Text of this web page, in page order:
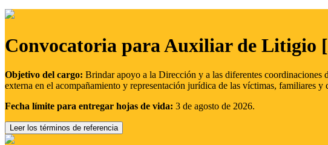
Convocatoria para Auxiliar de Litigio
Objetivo del cargo: Brindar apoyo a la Dirección y a las diferentes
externa en el acompañamiento y representación jurídica de las víctimas, familiares
Fecha límite para entregar hojas de vida: 3 de agosto de 2026.
Leer los términos de referencia